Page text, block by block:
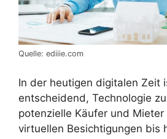
Quelle: ediiie.com
In der heutigen digitalen Zeit
entscheidend, Technologie
potenzielle Käufer und Mieter
virtuellen Besichtigungen bis